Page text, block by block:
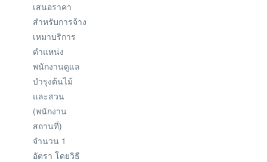
เสนอราคา
สำหรับการจ้าง
เหมาบริการ
ตำแหน่ง
พนักงานดูแล
บำรุงต้นไม้
และสวน
(พนักงาน
สถานที่)
จำนวน 1
อัตรา โดยวิธี